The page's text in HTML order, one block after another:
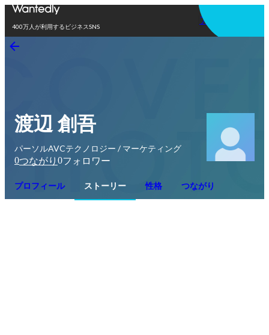
400万人が利用するビジネスSNS
アプリを使う
渡辺 創吾
パーソルAVCテクノロジー / マーケティング
0つながり 0フォロワー
プロフィール ストーリー 性格 つながり